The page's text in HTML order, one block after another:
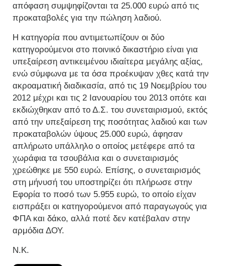
απόφαση συμψηφίζονται τα 25.000 ευρώ από τις
προκαταβολές για την πώληση λαδιού.
Η κατηγορία που αντιμετωπίζουν οι δύο
κατηγορούμενοι στο ποινικό δικαστήριο είναι για
υπεξαίρεση αντικειμένου ιδιαίτερα μεγάλης αξίας,
ενώ σύμφωνα με τα όσα προέκυψαν χθες κατά την
ακροαματική διαδικασία, από τις 19 Νοεμβρίου του
2012 μέχρι και τις 2 Ιανουαρίου του 2013 οπότε και
εκδιώχθηκαν από το Δ.Σ. του συνεταιρισμού, εκτός
από την υπεξαίρεση της ποσότητας λαδιού και των
προκαταβολών ύψους 25.000 ευρώ, άφησαν
απλήρωτο υπάλληλο ο οποίος μετέφερε από τα
χωράφια τα τσουβάλια και ο συνεταιρισμός
χρεώθηκε με 550 ευρώ. Επίσης, ο συνεταιρισμός
στη μήνυσή του υποστηρίζει ότι πλήρωσε στην
Εφορία το ποσό των 5.955 ευρώ, το οποίο είχαν
εισπράξει οι κατηγορούμενοι από παραγωγούς για
ΦΠΑ και δάκο, αλλά ποτέ δεν κατέβαλαν στην
αρμόδια ΔΟΥ.
Ν.Κ.